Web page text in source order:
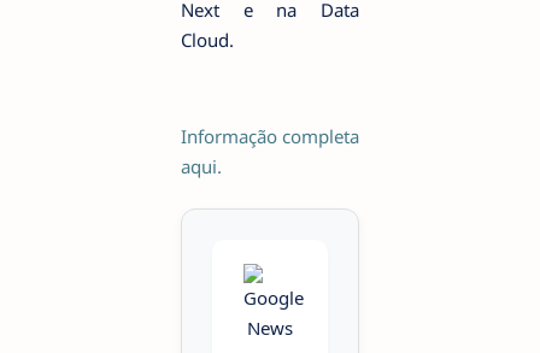
Next e na Data
Cloud.
Informação completa
aqui.